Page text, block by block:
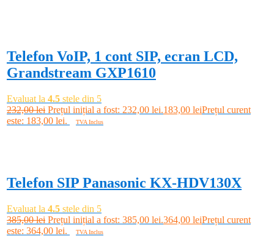
Telefon VoIP, 1 cont SIP, ecran LCD,
Grandstream GXP1610
Evaluat la 4.5 stele din 5
232,00lei Prețul inițial a fost: 232,00 lei.183,00 leiPrețul curent
este: 183,00 lei.
TVA Inclus
Telefon SIP Panasonic KX-HDV130X
Evaluat la 4.5 stele din 5
385,00lei Prețul inițial a fost: 385,00 lei.364,00 leiPrețul curent
este: 364,00 lei.
TVA Inclus